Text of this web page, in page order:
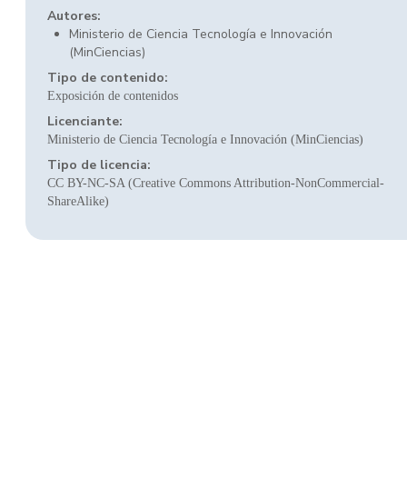
Autores:
Ministerio de Ciencia Tecnología e Innovación
(MinCiencias)
Tipo de contenido:
Exposición de contenidos
Licenciante:
Ministerio de Ciencia Tecnología e Innovación (MinCiencias)
Tipo de licencia:
CC BY-NC-SA (Creative Commons Attribution-NonCommercial-
ShareAlike)